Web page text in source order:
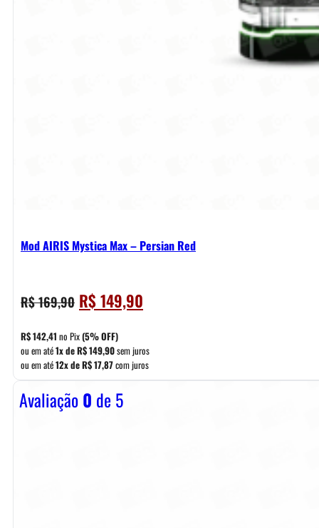
Mod AIRIS Mystica Max – Persian Red
R$169,90 O
preço
original
era:
R$ 169,90.
R$149,90
preço
é:
R$ 149,90.
R$142,41 no Pix(5% OFF)
ou em até1x deR$149,90sem juros
ou em até12x deR$17,87com juros
Avaliação0 de 5